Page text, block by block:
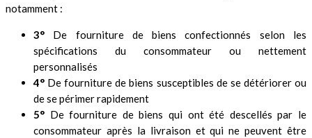
notamment :
3° De fourniture de biens confectionnés selon les
spécifications du consommateur ou nettement
personnalisés
4° De fourniture de biens susceptibles de se détériorer ou
de se périmer rapidement
5° De fourniture de biens qui ont été descellés par le
consommateur après la livraison et qui ne peuvent être